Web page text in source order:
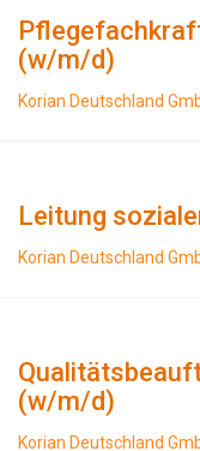
(w/m/d)
Korian Deutschland
Leitung
Korian Deutschland
(w/m/d)
Korian Deutschland